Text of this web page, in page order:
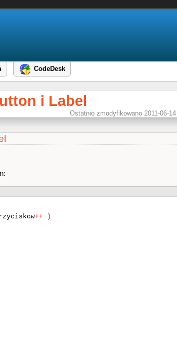
CodeDesk
i Label
Ostatnio zmodyfikowano 2011-06-
++
)